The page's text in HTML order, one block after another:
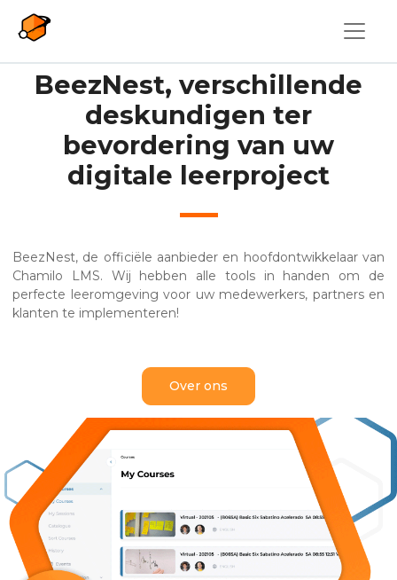
BeezNest, verschillende
deskundigen ter
bevordering van uw
digitale leerproject
BeezNest, de officiële aanbieder en hoofdontwikkelaar van
Chamilo LMS. Wij hebben alle tools in handen om de
perfecte leeromgeving voor uw medewerkers, partners en
klanten te implementeren!
Over ons